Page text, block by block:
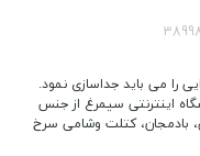
را می باید جداسازی نمود.
اینترنتی سیمرغ از جنس
بادمجان، کتلت وشامی سرخ